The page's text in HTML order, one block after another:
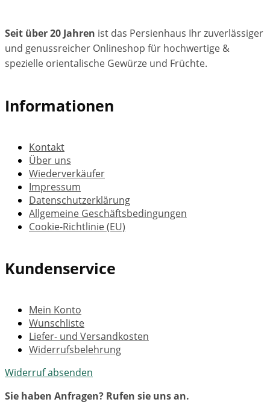
Seit über 20 Jahren ist das Persienhaus Ihr zuverlässiger
und genussreicher Onlineshop für hochwertige &
spezielle orientalische Gewürze und Früchte.
Informationen
Kontakt
Über uns
Wiederverkäufer
Impressum
Datenschutzerklärung
Allgemeine Geschäftsbedingungen
Cookie-Richtlinie (EU)
Kundenservice
Mein Konto
Wunschliste
Liefer- und Versandkosten
Widerrufsbelehrung
Widerruf absenden
Sie haben Anfragen? Rufen sie uns an.